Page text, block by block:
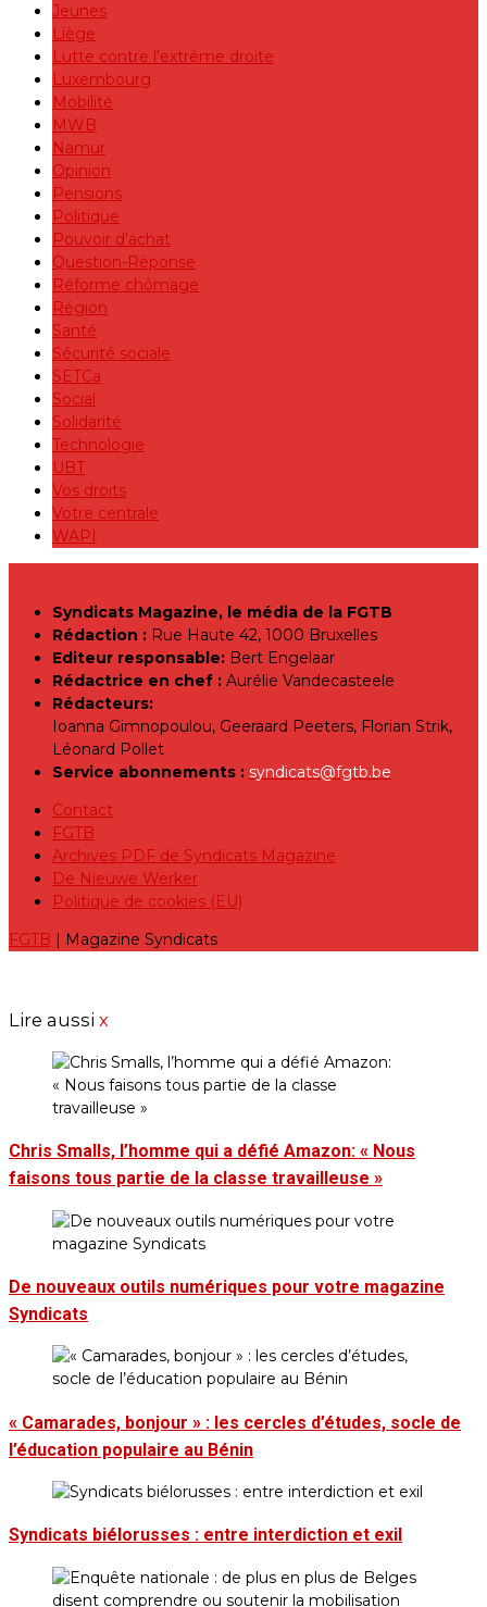
Jeunes
Liège
Lutte contre l'extrême droite
Luxembourg
Mobilité
MWB
Namur
Opinion
Pensions
Politique
Pouvoir d'achat
Question-Réponse
Réforme chômage
Région
Santé
Sécurité sociale
SETCa
Social
Solidarité
Technologie
UBT
Vos droits
Votre centrale
WAPI
Syndicats Magazine, le média de la FGTB
Rédaction : Rue Haute 42, 1000 Bruxelles
Editeur responsable: Bert Engelaar
Rédactrice en chef : Aurélie Vandecasteele
Rédacteurs:
Ioanna Gimnopoulou, Geeraard Peeters, Florian Strik,
Léonard Pollet
Service abonnements : syndicats@fgtb.be
Contact
FGTB
Archives PDF de Syndicats Magazine
De Nieuwe Werker
Politique de cookies (EU)
FGTB | Magazine Syndicats
Lire aussi x
Chris Smalls, l’homme qui a défié Amazon: « Nous
faisons tous partie de la classe travailleuse »
De nouveaux outils numériques pour votre magazine
Syndicats
« Camarades, bonjour » : les cercles d’études, socle de
l’éducation populaire au Bénin
Syndicats biélorusses : entre interdiction et exil